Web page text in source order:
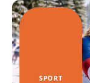
SPORT